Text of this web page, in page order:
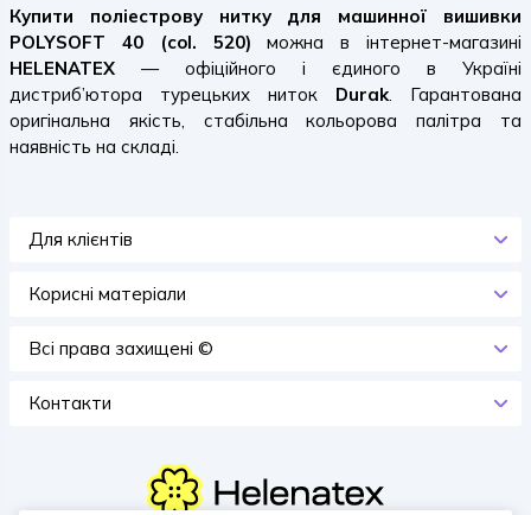
Купити поліестрову нитку для машинної вишивки
POLYSOFT 40 (col. 520) можна в інтернет-магазині
HELENATEX — офіційного і єдиного в Україні
дистриб’ютора турецьких ниток Durak. Гарантована
оригінальна якість, стабільна кольорова палітра та
наявність на складі.
Для клієнтів
Корисні матеріали
Всi права захищенi ©
Контакти